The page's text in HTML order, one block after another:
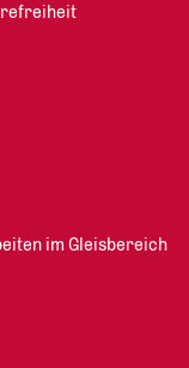
im Gleisbereich